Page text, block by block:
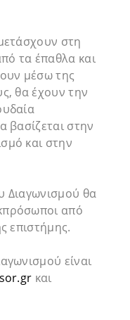
στη
τα έπαθλα και
μέσω της
θα έχουν την
βασίζεται στην
και στην
Διαγωνισμού θα
από
επιστήμης.
είναι
και